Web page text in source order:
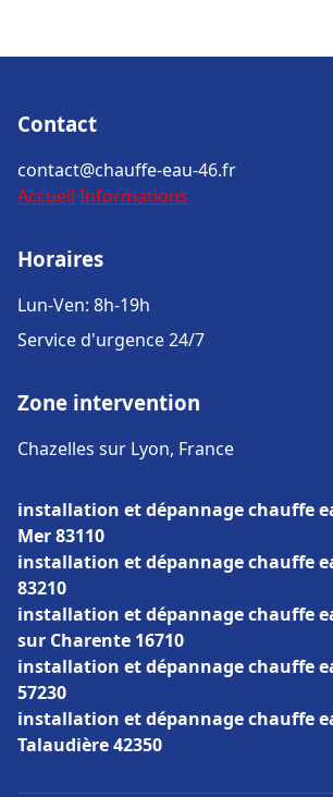
Contact
contact@chauffe-eau-46.fr
Accueil Informations
Horaires
Lun-Ven: 8h-19h
Service d'urgence 24/7
Zone intervention
Chazelles sur Lyon, France
installation et dépannage chauffe
Mer 83110
installation et dépannage chauffe
83210
installation et dépannage chauffe
sur Charente 16710
installation et dépannage chauffe
57230
installation et dépannage chauffe
Talaudière 42350